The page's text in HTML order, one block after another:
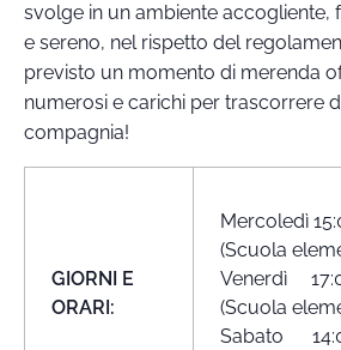
svolge in un ambiente accogliente,
e sereno, nel rispetto del
previsto un momento di merenda
numerosi e carichi per trascorrere
compagnia!
GIORNI E
ORARI:
Mercoledì
(Scuola
Venerdì
(Scuola
Sabato